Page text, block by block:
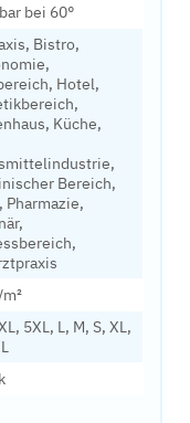
bei 60°
Bistro,
Hotel,
Küche,
Bereich,
Pharmazie,
5XL, L, M, S, XL,